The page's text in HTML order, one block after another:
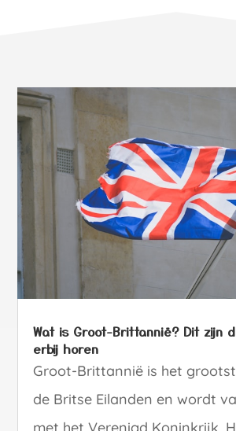
Wat is Groot-Brittannië? Dit zijn
erbij horen
Groot-Brittannië is het
de Britse Eilanden en wordt